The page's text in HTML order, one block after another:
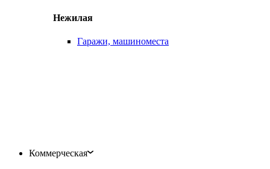
Нежилая
Гаражи, машиноместа
Коммерческая